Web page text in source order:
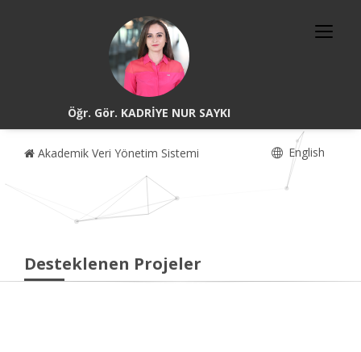
Öğr. Gör. KADRİYE NUR SAYKI
Akademik Veri Yönetim Sistemi English
Desteklenen Projeler